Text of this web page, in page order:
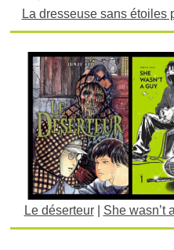
La dresseuse sans étoiles
Le déserteur| She wasn’t